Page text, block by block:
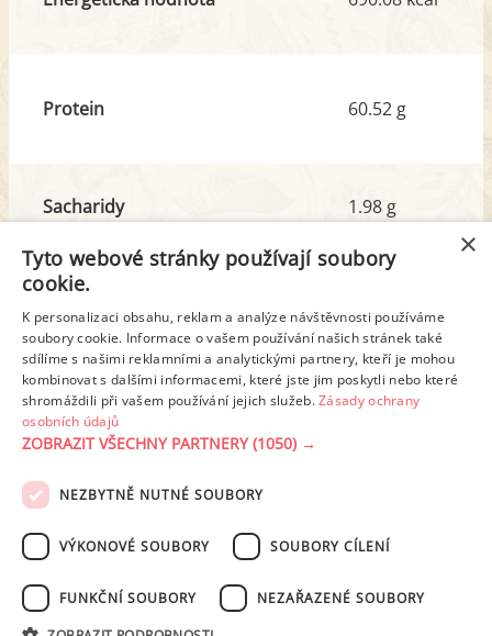
Protein 60.52 g
Sacharidy
1.98 g
Tuk
z toho nas. mastné kyseliny
47.37 g
17.40 g
Detailní rozpis
PODMÍNKY UŽITÍ ZÁSADY OCHRANY OSOBNÍCH ÚDAJŮ
NASTAVENÍ COOKIES
×
Tyto webové stránky používají soubory
cookie.
K personalizaci obsahu, reklam a analýze návštěvnosti používáme
soubory cookie. Informace o vašem používání našich stránek také
sdílíme s našimi reklamními a analytickými partnery, kteří je mohou
kombinovat s dalšími informacemi, které jste jim poskytli nebo které
shromáždili při vašem používání jejich služeb.Zásady ochrany
osobních údajů
ZOBRAZIT VŠECHNY PARTNERY(1050) →
NEZBYTNĚ NUTNÉ SOUBORY
VÝKONOVÉ SOUBORY SOUBORY CÍLENÍ
FUNKČNÍ SOUBORY NEZAŘAZENÉ SOUBORY